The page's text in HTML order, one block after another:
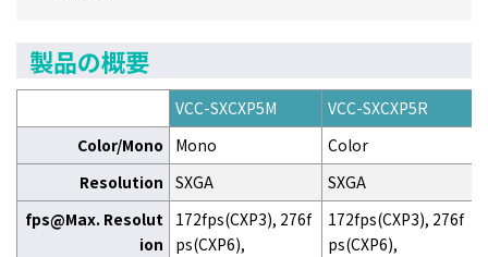
製品の概要
VCC-SXCXP5M
VCC-SXCXP5R
Color/Mono
Mono
Color
Resolution SXGA
SXGA
fps@Max. Resolut
ion
172fps(CXP3), 276f
ps(CXP6),
172fps(CXP3), 276f
ps(CXP6),